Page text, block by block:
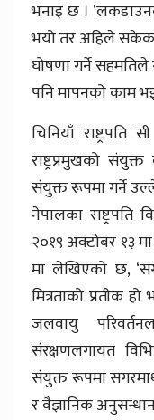
भनाइ छ ।
भयो तर अहिले
घोषणा गर्ने सहमतिले
पनि मापनको काम
चिनियाँ
राष्ट्रप्रमुखको
संयुक्त रूपमा गर्ने
नेपालका राष्ट्रपति
२०१९ अक्टोबर १३
मा लेखिएको छ,
मित्रताको प्रतीक
जलवायु
संरक्षणलगायत
संयुक्त रूपमा
र वैज्ञानिक